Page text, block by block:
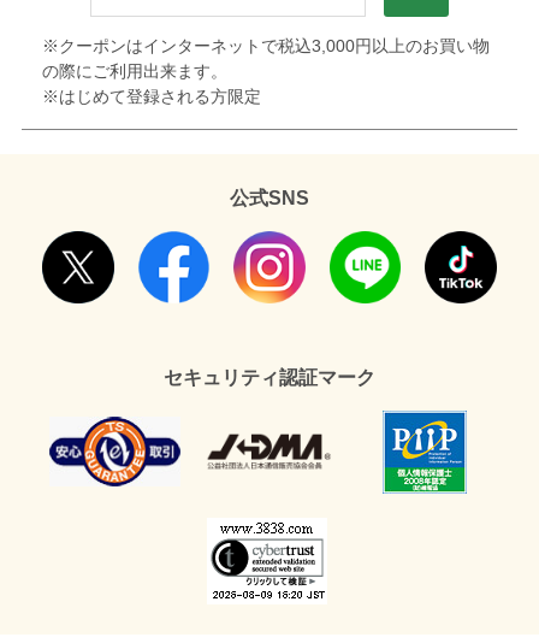
※クーポンはインターネットで税込3,000円以上のお買い物
の際にご利用出来ます。
※はじめて登録される方限定
公式SNS
セキュリティ認証マーク